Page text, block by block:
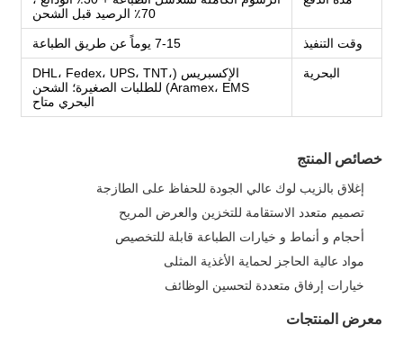
70٪ الرصيد قبل الشحن
وقت التنفيذ 7-15 يوماً عن طريق الطباعة
البحرية
الإكسبريس (DHL، Fedex، UPS، TNT،
Aramex، EMS) للطلبات الصغيرة؛ الشحن
البحري متاح
خصائص المنتج
إغلاق بالزيب لوك عالي الجودة للحفاظ على الطازجة
تصميم متعدد الاستقامة للتخزين والعرض المريح
أحجام و أنماط و خيارات الطباعة قابلة للتخصيص
مواد عالية الحاجز لحماية الأغذية المثلى
خيارات إرفاق متعددة لتحسين الوظائف
معرض المنتجات